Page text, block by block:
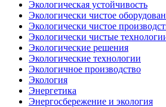
Экологическая устойчивость
Экологически чистое
Экологически чистое
Экологически чистые
Экологические решения
Экологические технологии
Экологичное производство
Экология
Энергетика
Энергосбережение и экология